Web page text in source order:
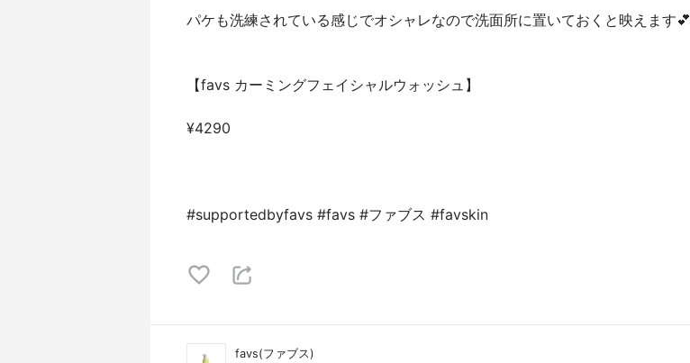
パケも洗練されている感じでオシャレなので洗面所に置いておくと映えます💕
【favs カーミングフェイシャルウォッシュ】
¥4290
#supportedbyfavs #favs #ファブス #favskin
favs(ファブス)